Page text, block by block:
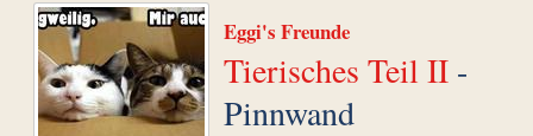
Eggi's Freunde
Tierisches Teil II -
Pinnwand